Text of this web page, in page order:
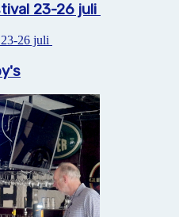
23-26 juli